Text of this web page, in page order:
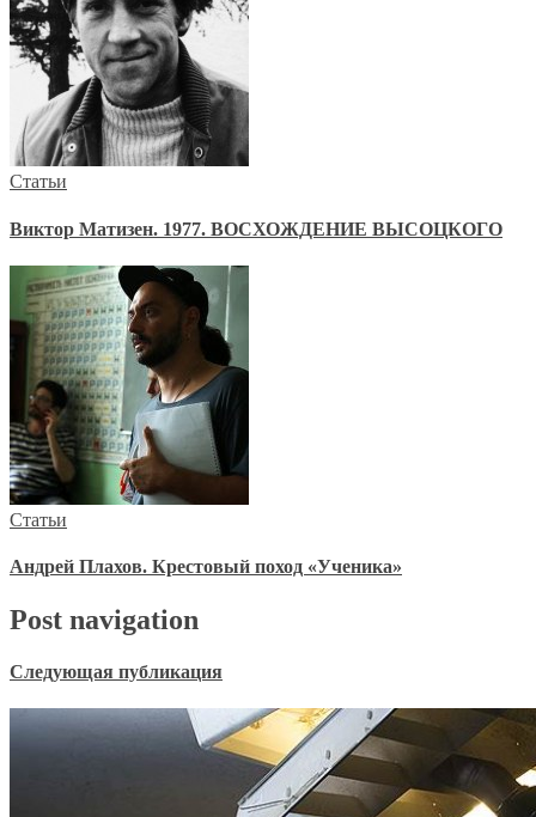
Статьи
Виктор Матизен. 1977. ВОСХОЖДЕНИЕ ВЫСОЦКОГО
Статьи
Андрей Плахов. Крестовый поход «Ученика»
Post navigation
Следующая публикация